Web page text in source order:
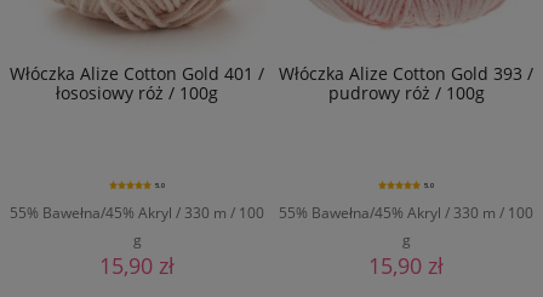
Włóczka Alize Cotton Gold 401 /
łososiowy róż / 100g
55% Bawełna/45% Akryl / 330 m / 100
g
5.0
15,90 zł
Włóczka Alize Cotton Gold 393 /
pudrowy róż / 100g
55% Bawełna/45% Akryl / 330 m / 100
g
5.0
15,90 zł